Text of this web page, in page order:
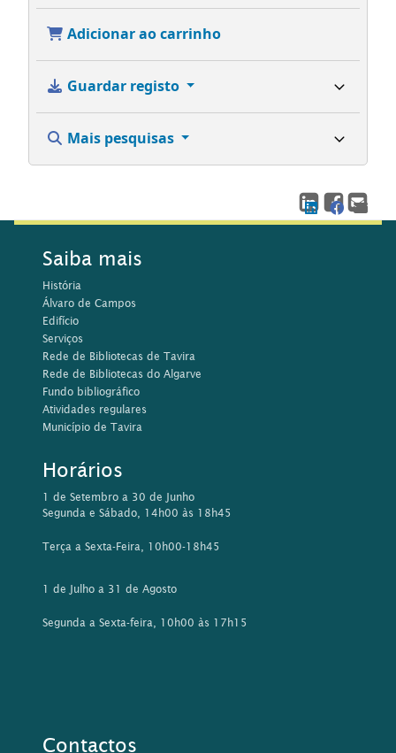
Adicionar ao carrinho
Guardar registo
Mais pesquisas
Saiba mais
História
Álvaro de Campos
Edifício
Serviços
Rede de Bibliotecas de Tavira
Rede de Bibliotecas do Algarve
Fundo bibliográfico
Atividades regulares
Município de Tavira
Horários
1 de Setembro a 30 de Junho
Segunda e Sábado, 14h00 às 18h45
Terça a Sexta-Feira, 10h00-18h45
1 de Julho a 31 de Agosto
Segunda a Sexta-feira, 10h00 às 17h15
Contactos